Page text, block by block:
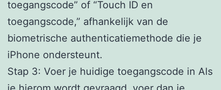
toegangscode” of “Touch ID en
toegangscode,” afhankelijk van de
biometrische authenticatiemethode die je
iPhone ondersteunt.
Stap 3: Voer je huidige toegangscode in Als